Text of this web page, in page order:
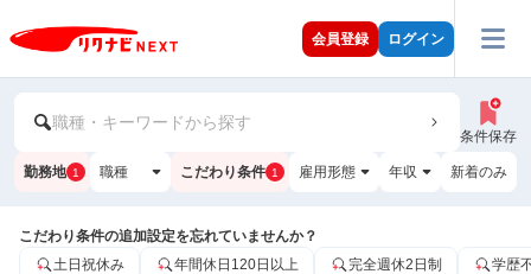
会員登録 ログイン
職種・キーワードから探す
条件保存
勤務地 1 職種 こだわり条件 1 雇用形態 年収 新着のみ
こだわり条件の追加設定を忘れていませんか？
土日祝休み
年間休日120日以上 完全週休2日制 学歴